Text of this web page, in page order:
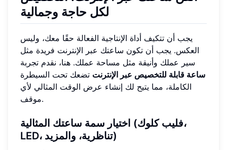
لكل حاجة وجمالية
يجب أن تتكيف أداة الإنتاجية الفعالة حقًا معك، وليس
العكس. يجب أن تكون ساعتك عبر الإنترنت فريدة مثل
سير عملك وأنيقة مثل مساحة عملك. هنا، نقدم تجربة
ساعة قابلة للتخصيص عبر الإنترنت تضعك تحت السيطرة
الكاملة، مما يتيح لك إنشاء عرض الوقت المثالي لأي
موقف.
اختيار سمة ساعتك المثالية (فليب كلوك،
LED، تناظرية، والمزيد)